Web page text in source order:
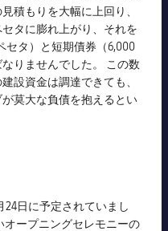
積もりを大幅に上回り、
タに膨れ上がり、それを
セタ）と短期債券（6,000
りませんでした。 この数
設資金は調達できても、
莫大な負債を抱えるとい
24日に予定されていまし
オープニングセレモニーの